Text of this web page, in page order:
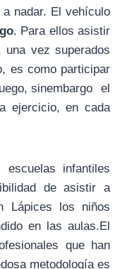
nadar. El vehículo
. Para ellos asistir
una vez superados
es como participar
sinembargo el
ejercicio, en cada
infantiles
de asistir a
Lápices los niños
en las aulas.El
que han
metodología es